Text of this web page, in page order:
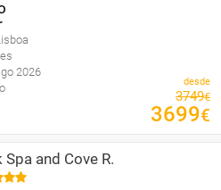
2026
desde
3749€
3699€
Spa and Cove R.